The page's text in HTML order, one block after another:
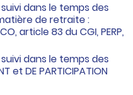
dans le temps des
de retraite :
article 83 du CGI, PERP,
dans le temps des
et DE PARTICIPATION